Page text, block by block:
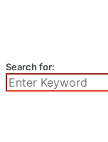
Search for: